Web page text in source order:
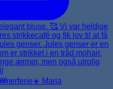
Maria